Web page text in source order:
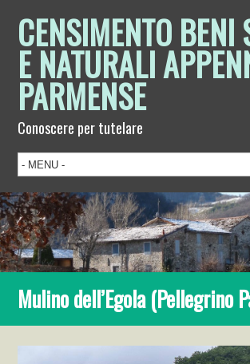
CENSIMENTO BENI
E NATURALI
PARMENSE
Conoscere per tutelare
Mulino dell’Egola (Pellegrino